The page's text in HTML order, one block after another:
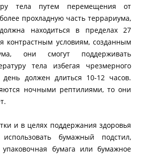
тела путем перемещения от
прохладную часть террариума,
находиться в пределах 27
контрастным условиям, созданным
они смогут поддерживать
тела избегая чрезмерного
день должен длиться 10-12 часов.
ночными рептилиями, то они
и в целях поддержания здоровья
бумажный подстил,
бумага или бумажное